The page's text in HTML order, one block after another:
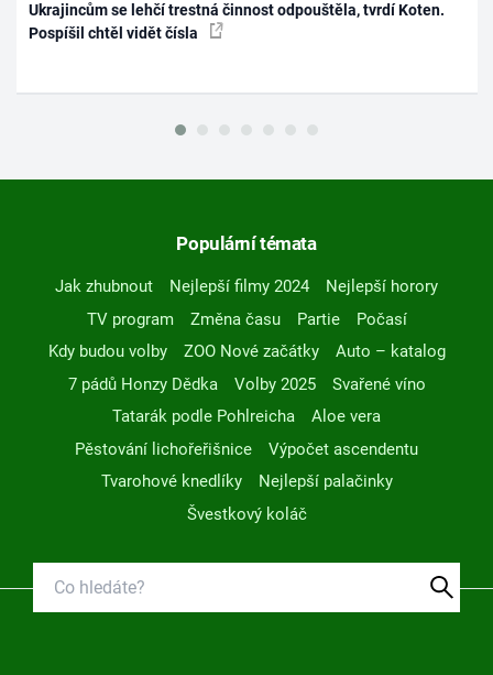
Ukrajincům se lehčí trestná činnost odpouštěla, tvrdí Koten.
Pospíšil chtěl vidět čísla
Populární témata
Jak zhubnout Nejlepší filmy 2024
Nejlepší horory
TV program
Změna času Partie
Počasí
Kdy budou volby
ZOO Nové začátky
Auto – katalog
7 pádů Honzy Dědka
Volby 2025
Svařené víno
Tatarák podle Pohlreicha
Aloe vera
Pěstování lichořeřišnice
Výpočet ascendentu
Tvarohové knedlíky
Nejlepší palačinky
Švestkový koláč